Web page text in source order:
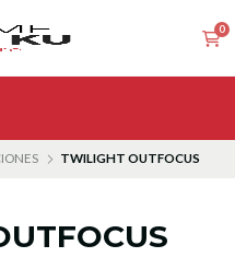
0
TWILIGHT OUTFOCUS